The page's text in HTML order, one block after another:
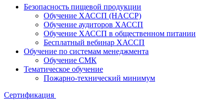
Безопасность пищевой продукции
Обучение ХАССП (HACCP)
Обучение аудиторов ХАССП
Обучение ХАССП в общественном питании
Бесплатный вебинар ХАССП
Обучение по системам менеджмента
Обучение СМК
Тематическое обучение
Пожарно-технический минимум
Сертификация